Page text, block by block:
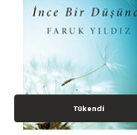
Tükendi